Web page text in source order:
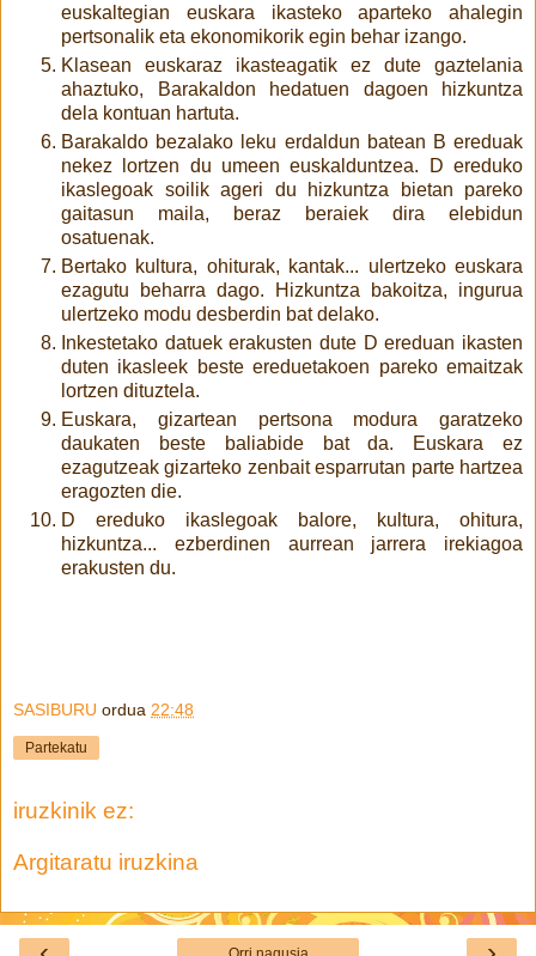
euskaltegian euskara ikasteko aparteko ahalegin
pertsonalik eta ekonomikorik egin behar izango.
Klasean euskaraz ikasteagatik ez dute gaztelania
ahaztuko, Barakaldon hedatuen dagoen hizkuntza
dela kontuan hartuta.
Barakaldo bezalako leku erdaldun batean B ereduak
nekez lortzen du umeen euskalduntzea. D ereduko
ikaslegoak soilik ageri du hizkuntza bietan pareko
gaitasun maila, beraz beraiek dira elebidun
osatuenak.
Bertako kultura, ohiturak, kantak... ulertzeko euskara
ezagutu beharra dago. Hizkuntza bakoitza, ingurua
ulertzeko modu desberdin bat delako.
Inkestetako datuek erakusten dute D ereduan ikasten
duten ikasleek beste ereduetakoen pareko emaitzak
lortzen dituztela.
Euskara, gizartean pertsona modura garatzeko
daukaten beste baliabide bat da. Euskara ez
ezagutzeak gizarteko zenbait esparrutan parte hartzea
eragozten die.
D ereduko ikaslegoak balore, kultura, ohitura,
hizkuntza... ezberdinen aurrean jarrera irekiagoa
erakusten du.
SASIBURU ordua 22:48
Partekatu
iruzkinik ez:
Argitaratu iruzkina